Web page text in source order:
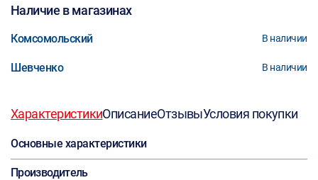
Наличие в магазинах
Комсомольский В наличии
Шевченко В наличии
ХарактеристикиОписаниеОтзывыУсловия покупки
Основные характеристики
Производитель